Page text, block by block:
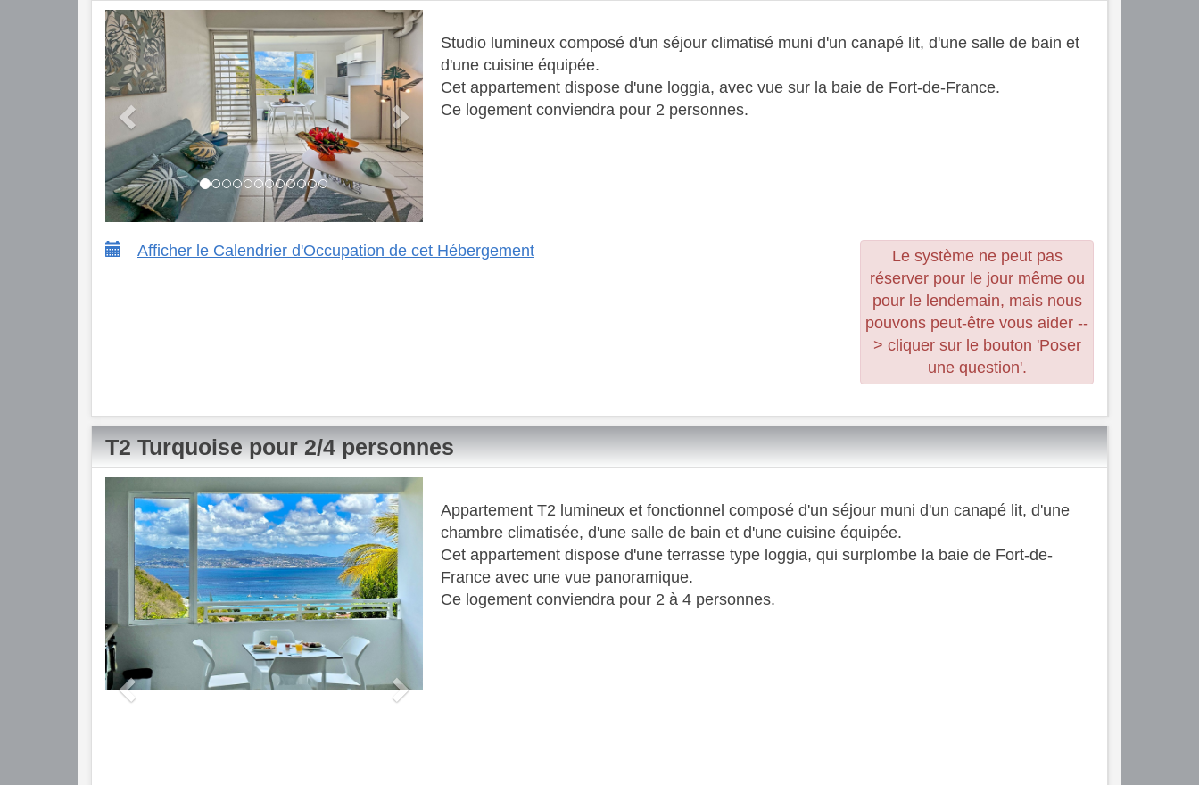
Previous Next
Studio lumineux composé d'un séjour climatisé muni d'un canapé lit, d'une salle de bain et
d'une cuisine équipée. ​
Cet appartement dispose d'une loggia, avec vue sur la baie de Fort-de-France.
​ Ce logement conviendra pour 2 personnes.
Afficher le Calendrier d'Occupation de cet Hébergement
Le système ne peut pas
réserver pour le jour même ou
pour le lendemain, mais nous
pouvons peut-être vous aider --
> cliquer sur le bouton 'Poser
une question'.
T2 Turquoise pour 2/4 personnes
Previous Next
Appartement T2 lumineux et fonctionnel composé d'un séjour muni d'un canapé lit, d'une
chambre climatisée, d'une salle de bain et d'une cuisine équipée.
​ Cet appartement dispose d'une terrasse type loggia, qui surplombe la baie de Fort-de-
France avec une vue panoramique.
​ Ce logement conviendra pour 2 à 4 personnes.